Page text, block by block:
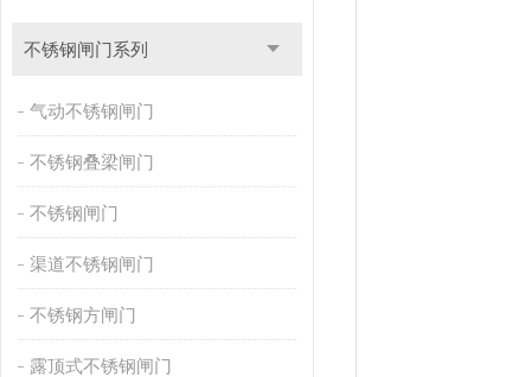
不锈钢闸门系列
气动不锈钢闸门
不锈钢叠梁闸门
不锈钢闸门
渠道不锈钢闸门
不锈钢方闸门
露顶式不锈钢闸门